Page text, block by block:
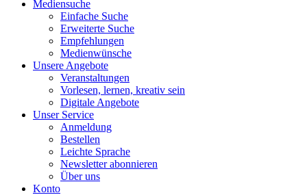
Mediensuche
Einfache Suche
Erweiterte Suche
Empfehlungen
Medienwünsche
Unsere Angebote
Veranstaltungen
Vorlesen, lernen, kreativ sein
Digitale Angebote
Unser Service
Anmeldung
Bestellen
Leichte Sprache
Newsletter abonnieren
Über uns
Konto